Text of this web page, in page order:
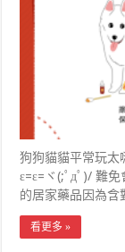
狗狗貓貓平常玩
ε=ε=ヾ(;ﾟдﾟ)/ 難
的居家藥品因為含
看更多 »